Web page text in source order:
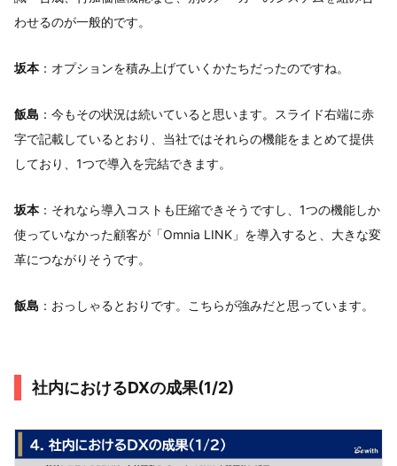
わせるのが一般的です。
坂本 ：オプションを積み上げていくかたちだったのですね。
飯島 ：今もその状況は続いていると思います。スライド右端に赤
字で記載しているとおり、当社ではそれらの機能をまとめて提供
しており、1つで導入を完結できます。
坂本 ：それなら導入コストも圧縮できそうですし、1つの機能しか
使っていなかった顧客が「Omnia LINK」を導入すると、大きな変
革につながりそうです。
飯島 ：おっしゃるとおりです。こちらが強みだと思っています。
社内におけるDXの成果(1/2)